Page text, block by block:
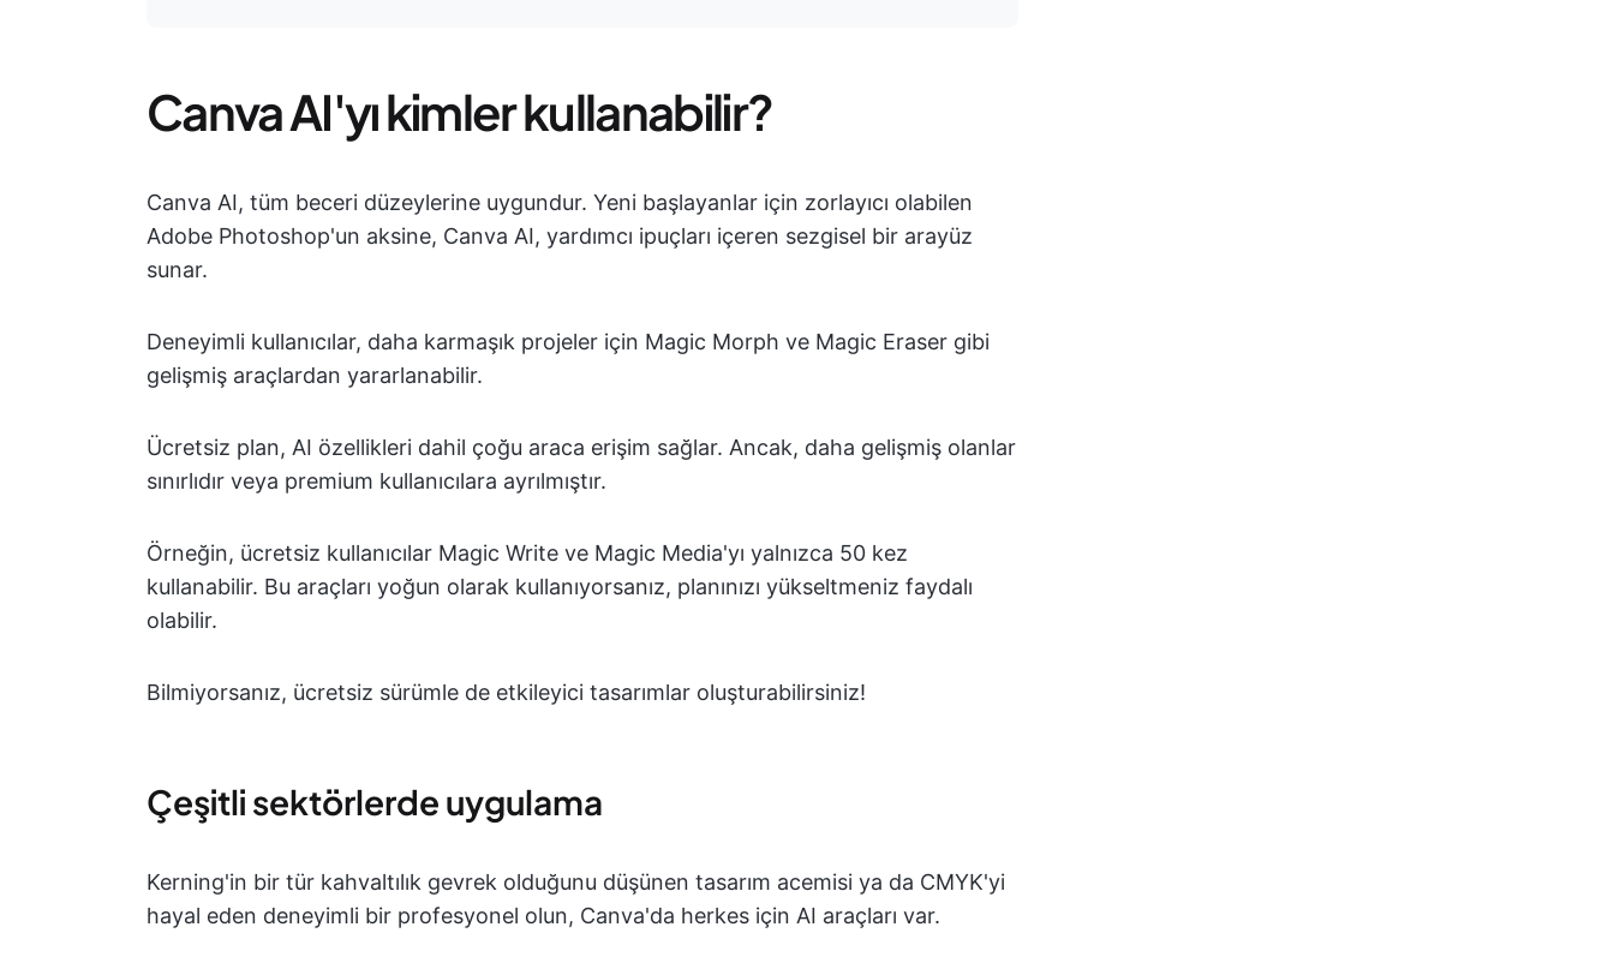
Canva AI'yı kimler kullanabilir?
Canva AI, tüm beceri düzeylerine uygundur. Yeni başlayanlar için zorlayıcı olabilen
Adobe Photoshop'un aksine, Canva AI, yardımcı ipuçları içeren sezgisel bir arayüz
sunar.
Deneyimli kullanıcılar, daha karmaşık projeler için Magic Morph ve Magic Eraser gibi
gelişmiş araçlardan yararlanabilir.
Ücretsiz plan, AI özellikleri dahil çoğu araca erişim sağlar. Ancak, daha gelişmiş olanlar
sınırlıdır veya premium kullanıcılara ayrılmıştır.
Örneğin, ücretsiz kullanıcılar Magic Write ve Magic Media'yı yalnızca 50 kez
kullanabilir. Bu araçları yoğun olarak kullanıyorsanız, planınızı yükseltmeniz faydalı
olabilir.
Bilmiyorsanız, ücretsiz sürümle de etkileyici tasarımlar oluşturabilirsiniz!
Çeşitli sektörlerde uygulama
Kerning'in bir tür kahvaltılık gevrek olduğunu düşünen tasarım acemisi ya da CMYK'yi
hayal eden deneyimli bir profesyonel olun, Canva'da herkes için AI araçları var.